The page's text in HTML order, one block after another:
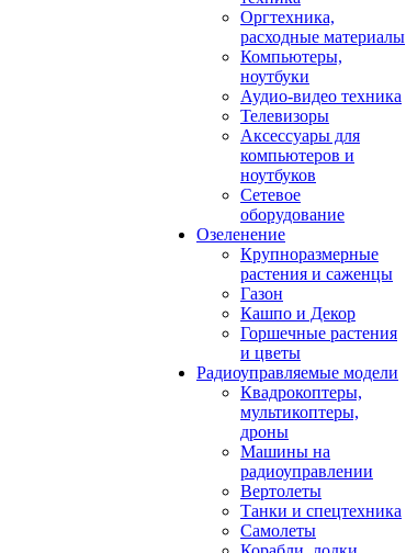
Оргтехника,
расходные материалы
Компьютеры,
ноутбуки
Аудио-видео техника
Телевизоры
Аксессуары для
компьютеров и
ноутбуков
Сетевое
оборудование
Озеленение
Крупноразмерные
растения и саженцы
Газон
Кашпо и Декор
Горшечные растения
и цветы
Радиоуправляемые модели
Квадрокоптеры,
мультикоптеры,
дроны
Машины на
радиоуправлении
Вертолеты
Танки и спецтехника
Самолеты